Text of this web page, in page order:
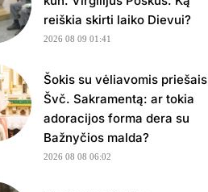
reiškia skirti laiko Dievui?
2026 08 09 01:41
Šokis su vėliavomis priešais
Švč. Sakramentą: ar tokia
adoracijos forma dera su
Bažnyčios malda?
2026 08 08 06:02